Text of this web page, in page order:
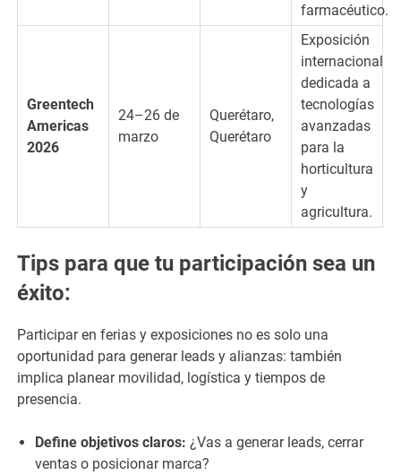
farmacéutico.
Greentech
Americas
2026
24–26 de
marzo
Querétaro,
Querétaro
Exposición
internacional
dedicada a
tecnologías
avanzadas
para la
horticultura
y
agricultura.
Tips para que tu participación sea un
éxito:
Participar en ferias y exposiciones no es solo una
oportunidad para generar leads y alianzas: también
implica planear movilidad, logística y tiempos de
presencia.
Define objetivos claros: ¿Vas a generar leads, cerrar
ventas o posicionar marca?